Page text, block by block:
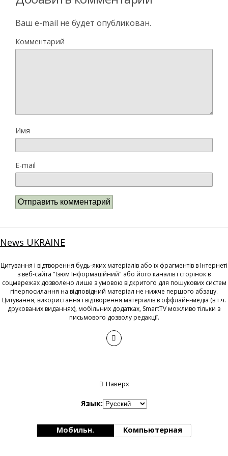
Ваш e-mail не будет опубликован.
Комментарий
Имя
E-mail
News UKRAINE
Цитування і відтворення будь-яких матеріалів або їх фрагментів в Інтернеті
з веб-сайта "Ізюм Інформаційний" або його каналів і сторінок в
соцмережах дозволено лише з умовою відкритого для пошукових систем
гіперпосилання на відповідний матеріал не нижче першого абзацу.
Цитування, використання і відтворення матеріалів в оффлайн-медіа (в т.ч.
друкованих виданнях), мобільних додатках, SmartTV можливо тільки з
письмового дозволу редакції.
Наверх
Язык:
Мобильн. Компьютерная